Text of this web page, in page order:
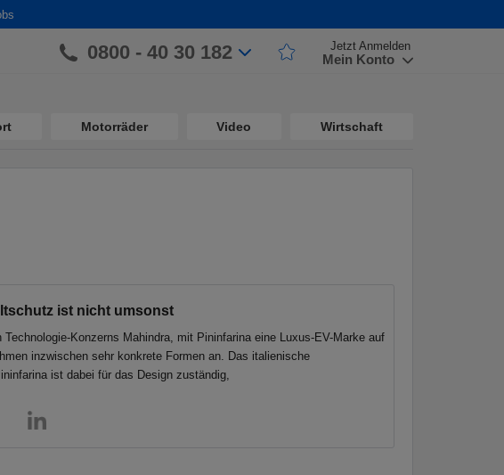
0800 - 40 30 182 Jetzt Anmelden
Mein Konto
Motorräder Video Wirtschaft
ist nicht umsonst
Technologie-Konzerns Mahindra, mit Pininfarina eine Luxus-EV-Marke auf
inzwischen sehr konkrete Formen an. Das italienische
ist dabei für das Design zuständig,